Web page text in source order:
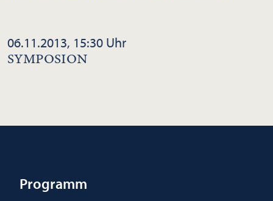
06.11.2013, 15:30 Uhr
SYMPOSION
Programm